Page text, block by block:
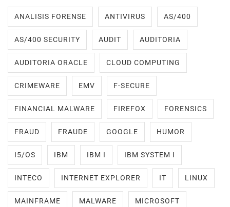
ANALISIS FORENSE ANTIVIRUS AS/400
AS/400 SECURITY AUDIT AUDITORIA
AUDITORIA ORACLE CLOUD COMPUTING
CRIMEWARE EMV F-SECURE
FINANCIAL MALWARE FIREFOX FORENSICS
FRAUD FRAUDE GOOGLE HUMOR
I5/OS IBM IBM I IBM SYSTEM I
INTECO INTERNET EXPLORER IT LINUX
MAINFRAME MALWARE MICROSOFT